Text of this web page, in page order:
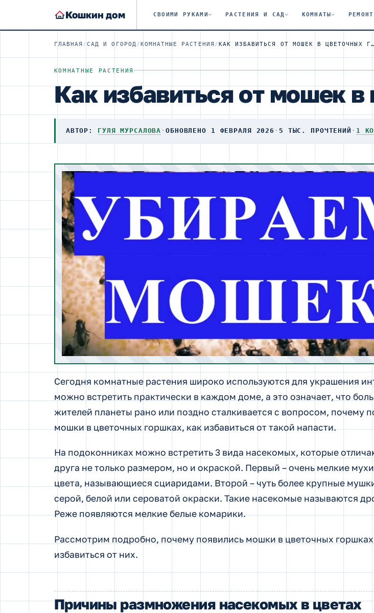
Кошкин дом СВОИМИ РУКАМИ РАСТЕНИЯ И САД КОМНАТЫ
ГЛАВНАЯ /САД И ОГОРОД /КОМНАТНЫЕ РАСТЕНИЯ / КАК ИЗБАВИТЬСЯ ОТ МОШЕК В ЦВЕТОЧНЫХ ГОРШКАХ
КОМНАТНЫЕ РАСТЕНИЯ
Как избавиться от мошек
АВТОР: ГУЛЯ МУРСАЛОВА · ОБНОВЛЕНО 1 ФЕВРАЛЯ 2026 · 5 ТЫС. ПРОЧТЕНИЙ · 1
Сегодня комнатные растения широко используются для украшения
можно встретить практически в каждом доме, а это означает, что
жителей планеты рано или поздно сталкивается с вопросом, почему
мошки в цветочных горшках, как избавиться от такой напасти.
На подоконниках можно встретить 3 вида насекомых, которые
друга не только размером, но и окраской. Первый – очень мелкие
цвета, называющиеся сциаридами. Второй – чуть более крупные
серой, белой или сероватой окраски. Такие насекомые называются
Реже появляются мелкие белые комарики.
Рассмотрим подробно, почему появились мошки в цветочных горшках
избавиться от них.
Причины размножения насекомых в цветах